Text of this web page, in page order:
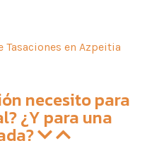
en Azpeitia
necesito para
¿Y para una